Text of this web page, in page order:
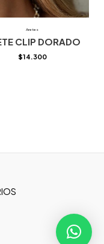
Aretes
CLIP DORADO
$14.300